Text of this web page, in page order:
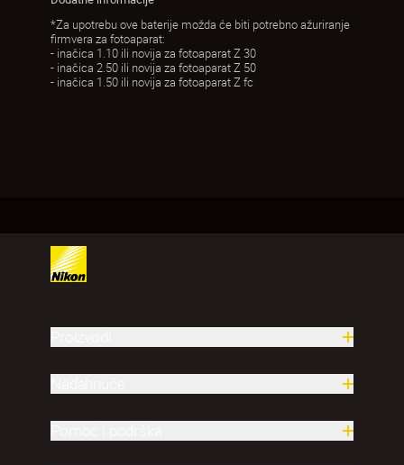
*Za upotrebu ove baterije možda će biti potrebno ažuriranje
firmvera za fotoaparat:
- inačica 1.10 ili novija za fotoaparat Z 30
- inačica 2.50 ili novija za fotoaparat Z 50
- inačica 1.50 ili novija za fotoaparat Z fc